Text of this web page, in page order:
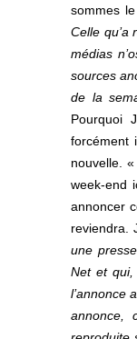
sommes
Celle qu’a
médias
sources
de la
Pourquoi
forcément
nouvelle.
week-end
annoncer
reviendra.
une
Net et
l’annonce
annonce,